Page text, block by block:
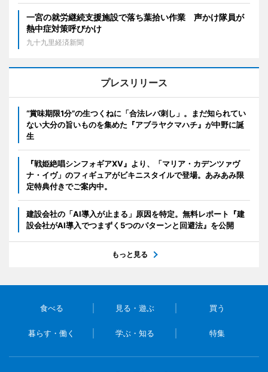
一宮の就労継続支援施設で落ち葉拾い作業 声かけ隊員が
熱中症対策呼びかけ
九十九里経済新聞
プレスリリース
“賞味期限1分”の生つくねに「合法レバ刺し」。まだ知られてい
ない大分の旨いものを集めた『アブラヤクマハチ』が中野に誕
生
『戦姫絶唱シンフォギアXV』より、「マリア・カデンツァヴ
ナ・イヴ」のフィギュアがビキニスタイルで登場。あみあみ限
定特典付きでご案内中。
建設会社の「AI導入が止まる」原因を特定。無料レポート『建
設会社がAI導入でつまずく5つのパターンと回避法』を公開
もっと見る
食べる 見る・遊ぶ 買う
暮らす・働く 学ぶ・知る 特集